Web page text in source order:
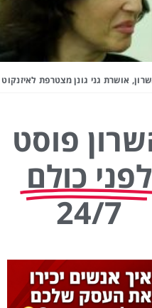
אושרת גני גונן מצטרפת לאיזנקוט
פוסט
לפני כולם
24/7